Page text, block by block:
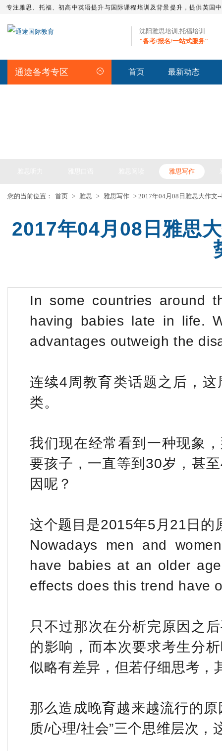
专注雅思、托福、初高中英语提升与国际课程培训及背景提升，提供英国
沈阳雅思培训,托福培训
"备考/报名/一站式服务"
通途备考专区 首页 最新动态
雅思写作
您的当前位置： 首页 > 雅思 > 雅思写作 > 2017年04月08日雅思大作文
2017年04月08日雅思
In some countries around
having babies late in life.
advantages outweigh the
连续4周教育类话题之后，这
类。
我们现在经常看到一种现象
要孩子，一直等到30岁，甚
因呢？
这个题目是2015年5月21日的
Nowadays men and
have babies at an older
effects does this trend have
只不过那次在分析完原因之
的影响，而本次要求考生分
似略有差异，但若仔细思考，
那么造成晚育越来越流行的
质/心理/社会”三个思维层次，
雅思集训课程 沈阳SAT